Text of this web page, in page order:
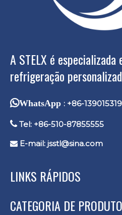
A STELX é especializada
refrigeração
WhatsApp : +86-
 Tel: +86-510-87855555
 E-mail: jsstl@sina.com
LINKS RÁPIDOS
CATEGORIA DE PRODUTO